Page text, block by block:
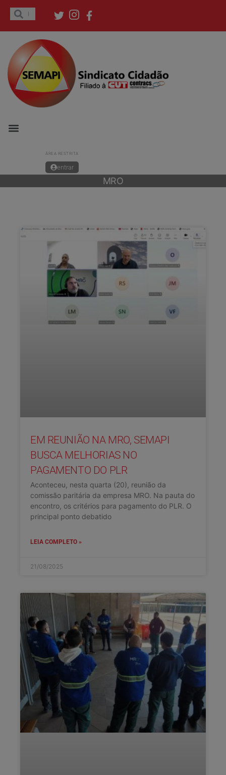
ÁREA RESTRITA
entrar
MRO
EM REUNIÃO NA MRO, SEMAPI
BUSCA MELHORIAS NO
PAGAMENTO DO PLR
Aconteceu, nesta quarta (20), reunião da
comissão paritária da empresa MRO. Na pauta do
encontro, os critérios para pagamento do PLR. O
principal ponto debatido
LEIA COMPLETO »
21/08/2025